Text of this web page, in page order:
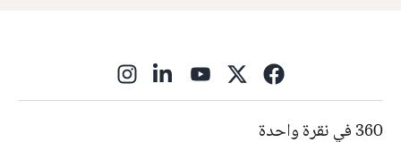
360 في نقرة واحدة